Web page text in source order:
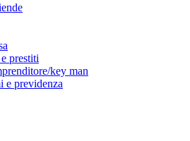
prestiti
key man
e previdenza